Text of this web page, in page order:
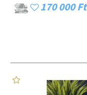
170 000 Ft